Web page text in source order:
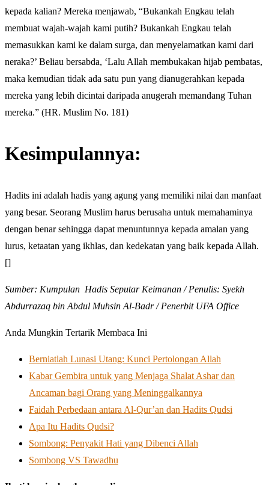
kepada kalian? Mereka menjawab, “Bukankah Engkau telah
membuat wajah-wajah kami putih? Bukankah Engkau telah
memasukkan kami ke dalam surga, dan menyelamatkan kami dari
neraka?’ Beliau bersabda, ‘Lalu Allah membukakan hijab pembatas,
maka kemudian tidak ada satu pun yang dianugerahkan kepada
mereka yang lebih dicintai daripada anugerah memandang Tuhan
mereka.” (HR. Muslim No. 181)
Kesimpulannya:
Hadits ini adalah hadis yang agung yang memiliki nilai dan manfaat
yang besar. Seorang Muslim harus berusaha untuk memahaminya
dengan benar sehingga dapat menuntunnya kepada amalan yang
lurus, ketaatan yang ikhlas, dan kedekatan yang baik kepada Allah.
[]
Sumber: Kumpulan Hadis Seputar Keimanan / Penulis: Syekh
Abdurrazaq bin Abdul Muhsin Al-Badr / Penerbit UFA Office
Anda Mungkin Tertarik Membaca Ini
Berniatlah Lunasi Utang: Kunci Pertolongan Allah
Kabar Gembira untuk yang Menjaga Shalat Ashar dan
Ancaman bagi Orang yang Meninggalkannya
Faidah Perbedaan antara Al-Qur’an dan Hadits Qudsi
Apa Itu Hadits Qudsi?
Sombong: Penyakit Hati yang Dibenci Allah
Sombong VS Tawadhu